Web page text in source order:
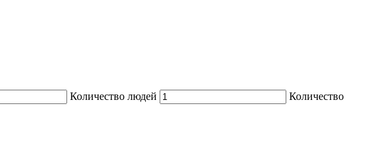
Количество людей
Количество